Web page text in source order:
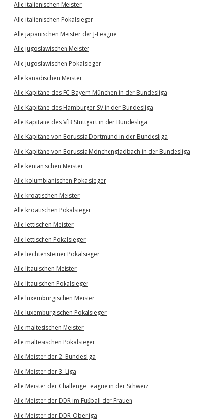
Alle italienischen Meister
Alle italienischen Pokalsieger
Alle japanischen Meister der J-League
Alle jugoslawischen Meister
Alle jugoslawischen Pokalsieger
Alle kanadischen Meister
Alle Kapitäne des FC Bayern München in der Bundesliga
Alle Kapitäne des Hamburger SV in der Bundesliga
Alle Kapitäne des VfB Stuttgart in der Bundesliga
Alle Kapitäne von Borussia Dortmund in der Bundesliga
Alle Kapitäne von Borussia Mönchengladbach in der Bundesliga
Alle kenianischen Meister
Alle kolumbianischen Pokalsieger
Alle kroatischen Meister
Alle kroatischen Pokalsieger
Alle lettischen Meister
Alle lettischen Pokalsieger
Alle liechtensteiner Pokalsieger
Alle litauischen Meister
Alle litauischen Pokalsieger
Alle luxemburgischen Meister
Alle luxemburgischen Pokalsieger
Alle maltesischen Meister
Alle maltesischen Pokalsieger
Alle Meister der 2. Bundesliga
Alle Meister der 3. Liga
Alle Meister der Challenge League in der Schweiz
Alle Meister der DDR im Fußball der Frauen
Alle Meister der DDR-Oberliga